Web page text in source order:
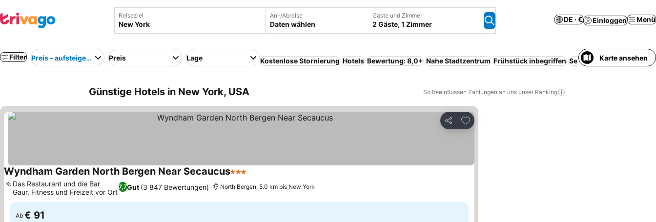
Reiseziel An-/Abreise
Daten wählen
Gäste und Zimmer
2 Gäste, 1 Zimmer
DE · € Einloggen Menü
Filter Preis – aufsteigend Preis Lage Kostenlose Stornierung Hotels Bewertung: 8,0+ Nahe Stadtzentrum Frühstück inbegriffen Serviced apartment
Karte ansehen
Günstige Hotels in New York, USA So beeinflussen Zahlungen an uns unser Ranking
Teilen
Zu Favoriten hinzufügen
Wyndham Garden North Bergen Near Secaucus3 Sterne
7,7Gut (3 847 Bewertungen)
Das Restaurant und die Bar
Gaur, Fitness und Freizeit vor Ort
North Bergen, 5.0 km bis New York
Ab € 91